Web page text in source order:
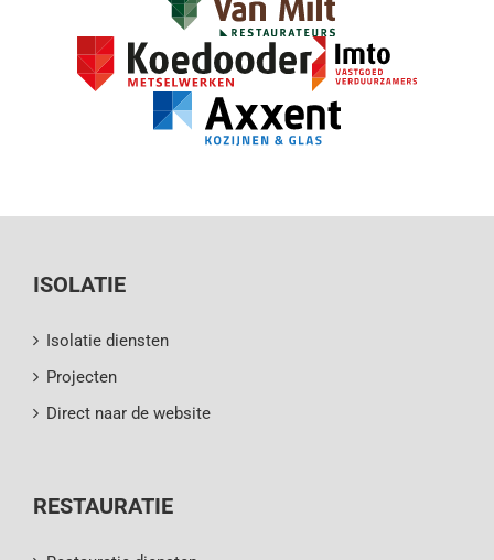
ISOLATIE
Isolatie diensten
Projecten
Direct naar de website
RESTAURATIE